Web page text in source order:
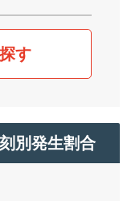
す
別発生割合